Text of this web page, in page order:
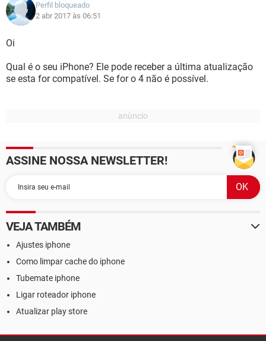
Perfil bloqueado
2 abr 2017 às 06:51
Oi
Qual é o seu iPhone? Ele pode receber a última atualização
se esta for compatível. Se for o 4 não é possível.
ASSINE NOSSA NEWSLETTER!
VEJA TAMBÉM
Ajustes iphone
Como limpar cache do iphone
Tubemate iphone
Ligar roteador iphone
Atualizar play store